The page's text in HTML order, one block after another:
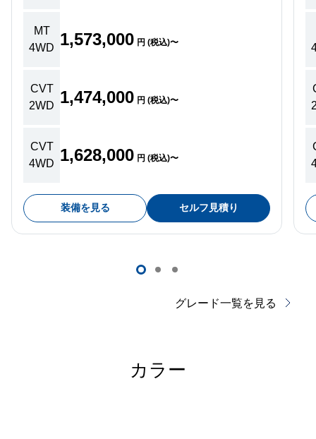
MT
4WD 1,573,000 円 (税込)〜
CVT
2WD 1,474,000 円 (税込)〜
CVT
4WD 1,628,000 円 (税込)〜
装備を見る セルフ見積り
グレード一覧を見る
カラー